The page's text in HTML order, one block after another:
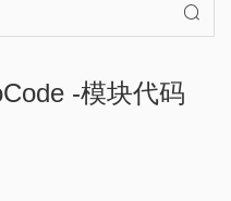

-模块代码